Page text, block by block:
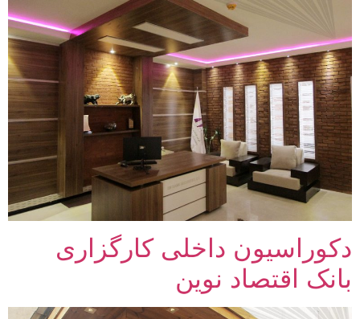
دکوراسیون داخلی کارگزاری
بانک اقتصاد نوین